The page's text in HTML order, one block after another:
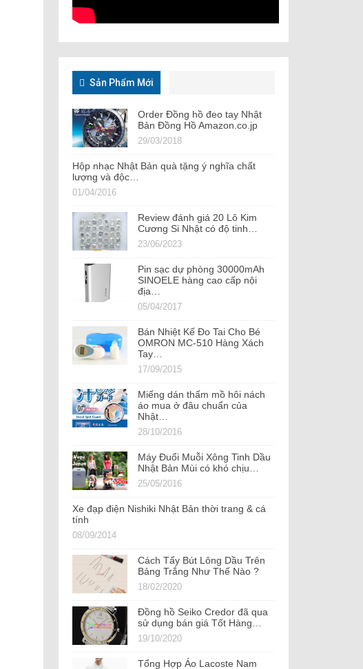
Sản Phẩm Mới
Order Đồng hồ đeo tay Nhật
Bản Đồng Hồ Amazon.co.jp
29/03/2018
Hộp nhạc Nhật Bản quà tặng ý nghĩa chất
lượng và độc…
01/04/2016
Review đánh giá 20 Lô Kim
Cương Si Nhật có độ tinh…
23/06/2023
Pin sạc dự phòng 30000mAh
SINOELE hàng cao cấp nội
địa…
05/04/2017
Bán Nhiệt Kế Đo Tai Cho Bé
OMRON MC-510 Hàng Xách
Tay…
17/09/2015
Miếng dán thấm mồ hôi nách
áo mua ở đâu chuẩn của
Nhật…
28/10/2016
Máy Đuổi Muỗi Xông Tinh Dầu
Nhật Bản Mùi có khó chịu…
25/05/2016
Xe đạp điện Nishiki Nhật Bản thời trang & cá
tính
08/09/2014
Cách Tẩy Bút Lông Dầu Trên
Bảng Trắng Như Thế Nào ?
18/02/2020
Đồng hồ Seiko Credor đã qua
sử dụng bán giá Tốt Hàng…
19/10/2020
Tổng Hợp Áo Lacoste Nam